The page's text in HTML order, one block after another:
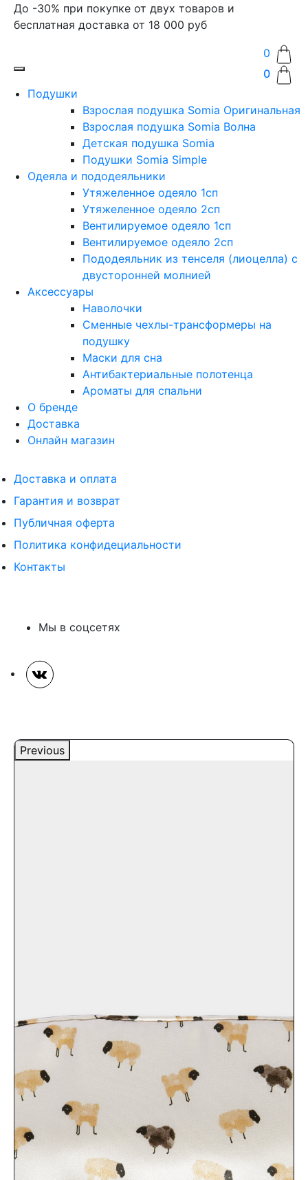
До -30% при покупке от двух товаров и
бесплатная доставка от 18 000 руб
0
0
Подушки
Взрослая подушка Somia Оригинальная
Взрослая подушка Somia Волна
Детская подушка Somia
Подушки Somia Simple
Одеяла и пододеяльники
Утяжеленное одеяло 1сп
Утяжеленное одеяло 2сп
Вентилируемое одеяло 1сп
Вентилируемое одеяло 2сп
Пододеяльник из тенселя (лиоцелла) с
двусторонней молнией
Аксессуары
Наволочки
Сменные чехлы-трансформеры на
подушку
Маски для сна
Антибактериальные полотенца
Ароматы для спальни
О бренде
Доставка
Онлайн магазин
Доставка и оплата
Гарантия и возврат
Публичная оферта
Политика конфидециальности
Контакты
Мы в соцсетях
Previous